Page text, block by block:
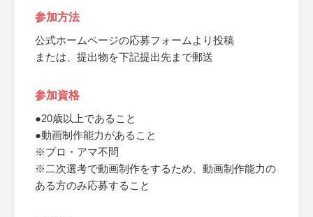
参加方法
公式ホームページの応募フォームより投稿
または、提出物を下記提出先まで郵送
参加資格
●20歳以上であること
●動画制作能力があること
※プロ・アマ不問
※二次選考で動画制作をするため、動画制作能力の
ある方のみ応募すること